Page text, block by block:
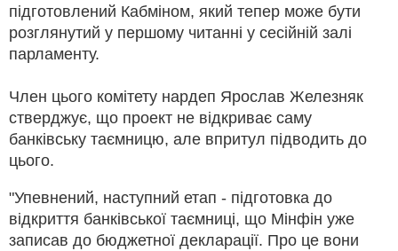
підготовлений Кабміном, який тепер може бути
розглянутий у першому читанні у сесійній залі
парламенту.
Член цього комітету нардеп Ярослав Железняк
стверджує, що проект не відкриває саму
банківську таємницю, але впритул підводить до
цього.
"Упевнений, наступний етап - підготовка до
відкриття банківської таємниці, що Мінфін уже
записав до бюджетної декларації. Про це вони